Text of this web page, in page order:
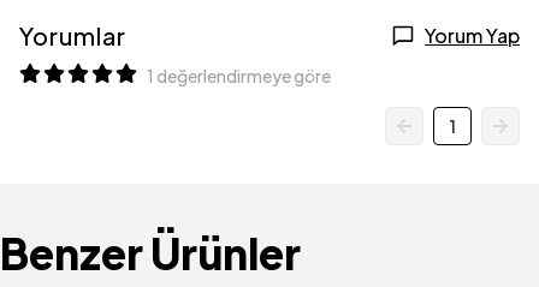
Yorumlar Yorum Yap
1 değerlendirmeye göre
1
Benzer Ürünler